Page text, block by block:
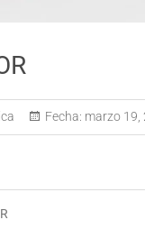
Fecha: marzo 19,